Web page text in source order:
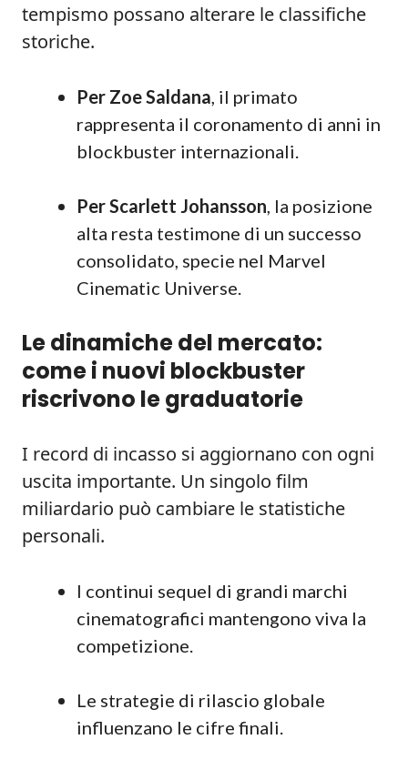
tempismo possano alterare le classifiche
storiche.
Per Zoe Saldana, il primato
rappresenta il coronamento di anni in
blockbuster internazionali.
Per Scarlett Johansson, la posizione
alta resta testimone di un successo
consolidato, specie nel Marvel
Cinematic Universe.
Le dinamiche del mercato:
come i nuovi blockbuster
riscrivono le graduatorie
I record di incasso si aggiornano con ogni
uscita importante. Un singolo film
miliardario può cambiare le statistiche
personali.
I continui sequel di grandi marchi
cinematografici mantengono viva la
competizione.
Le strategie di rilascio globale
influenzano le cifre finali.